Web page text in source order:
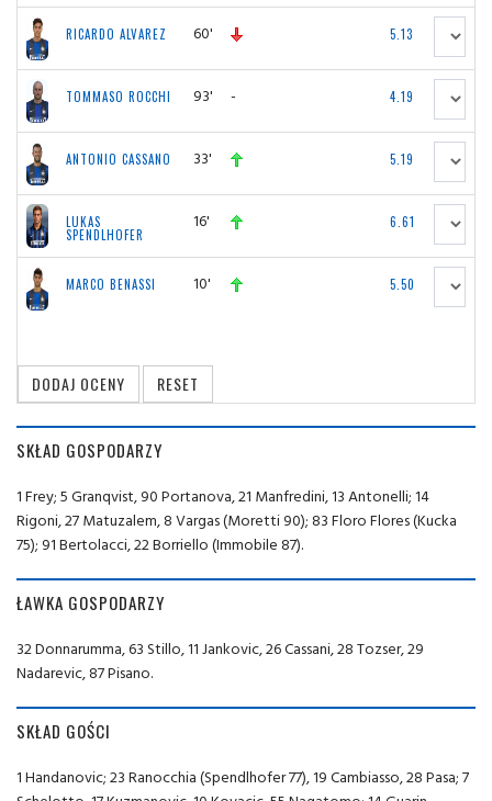
RICARDO ALVAREZ 60' 5.13
TOMMASO ROCCHI 93' - 4.19
ANTONIO CASSANO 33' 5.19
LUKAS
SPENDLHOFER
16' 6.61
MARCO BENASSI 10' 5.50
SKŁAD GOSPODARZY
1 Frey; 5 Granqvist, 90 Portanova, 21 Manfredini, 13 Antonelli; 14
Rigoni, 27 Matuzalem, 8 Vargas (Moretti 90); 83 Floro Flores (Kucka
75); 91 Bertolacci, 22 Borriello (Immobile 87).
ŁAWKA GOSPODARZY
32 Donnarumma, 63 Stillo, 11 Jankovic, 26 Cassani, 28 Tozser, 29
Nadarevic, 87 Pisano.
SKŁAD GOŚCI
1 Handanovic; 23 Ranocchia (Spendlhofer 77), 19 Cambiasso, 28 Pasa; 7